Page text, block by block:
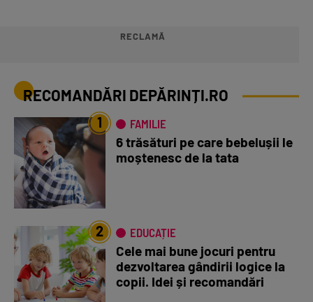
RECLAMĂ
RECOMANDĂRI DEPĂRINȚI.RO
1 FAMILIE
6 trăsături pe care bebelușii le
moștenesc de la tata
2 EDUCAȚIE
Cele mai bune jocuri pentru
dezvoltarea gândirii logice la
copii. Idei și recomandări